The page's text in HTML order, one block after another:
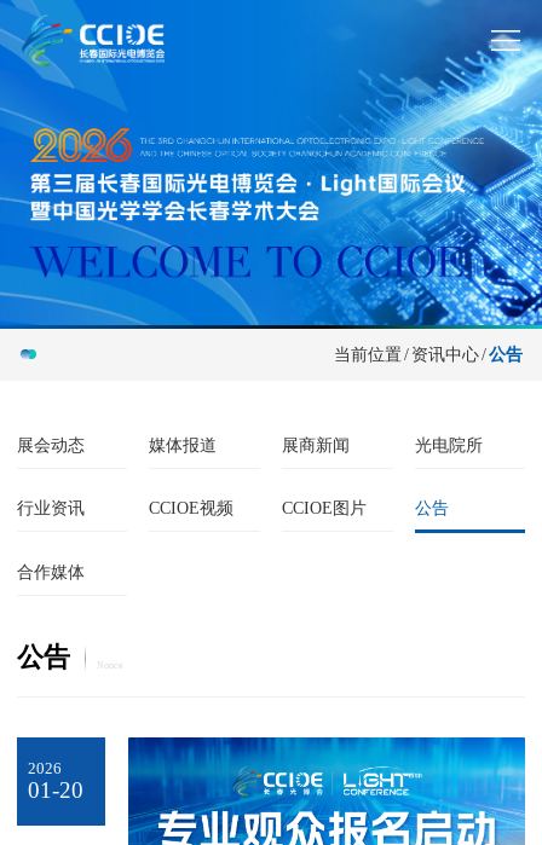
当前位置/资讯中心/公告
展会动态 媒体报道 展商新闻 光电院所
行业资讯 CCIOE视频 CCIOE图片 公告
合作媒体
公告 Notice
2026
01-20